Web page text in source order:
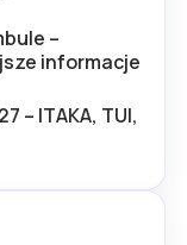
–
informacje
– ITAKA, TUI,